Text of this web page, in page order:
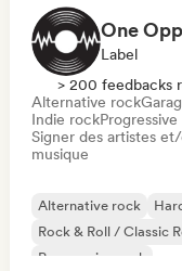
Label
> 200 feedbacks
Alternative rock
Indie rock
Signer des artistes
musique
Alternative rock
Rock & Roll / Classic
Progressive rock